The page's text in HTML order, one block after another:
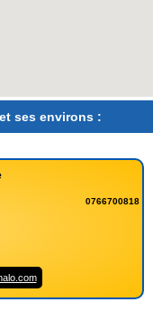
ses environs :
0766700818